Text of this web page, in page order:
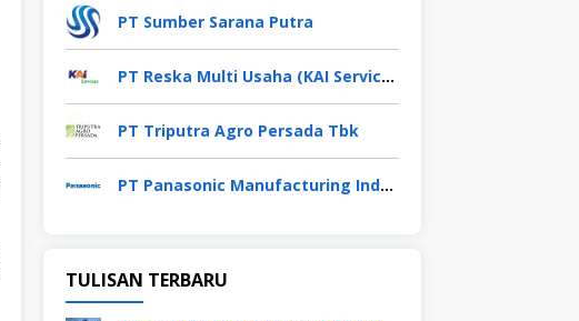
PT Sumber Sarana Putra
PT Reska Multi Usaha (KAI Services)
PT Triputra Agro Persada Tbk
PT Panasonic Manufacturing Indonesia
TULISAN TERBARU